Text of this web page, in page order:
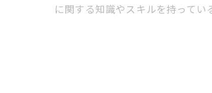
に関する知識やスキルを持って